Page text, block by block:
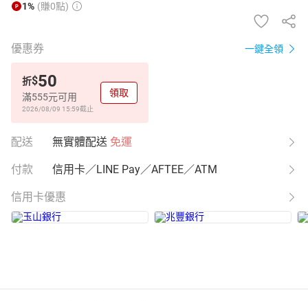
1% (賺0點)
優惠券 一鍵全領
折$50
滿555元可用
2026/08/09 15:59截止
領取
配送 無實體配送 免運
付款 信用卡／LINE Pay／AFTEE／ATM
信用卡優惠